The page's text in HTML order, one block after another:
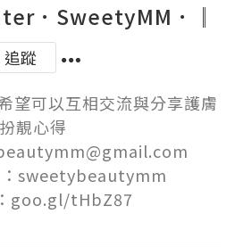
．SweetyMM．║
追蹤
望可以互相交流與分享護膚
扮靚心得
sweetybeautymm
goo.gl/tHbZ87